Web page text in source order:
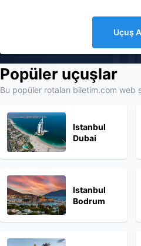
Uçuş
Popüler uçuşlar
Bu popüler rotaları biletim.com web
Istanbul
Dubai
Istanbul
Bodrum